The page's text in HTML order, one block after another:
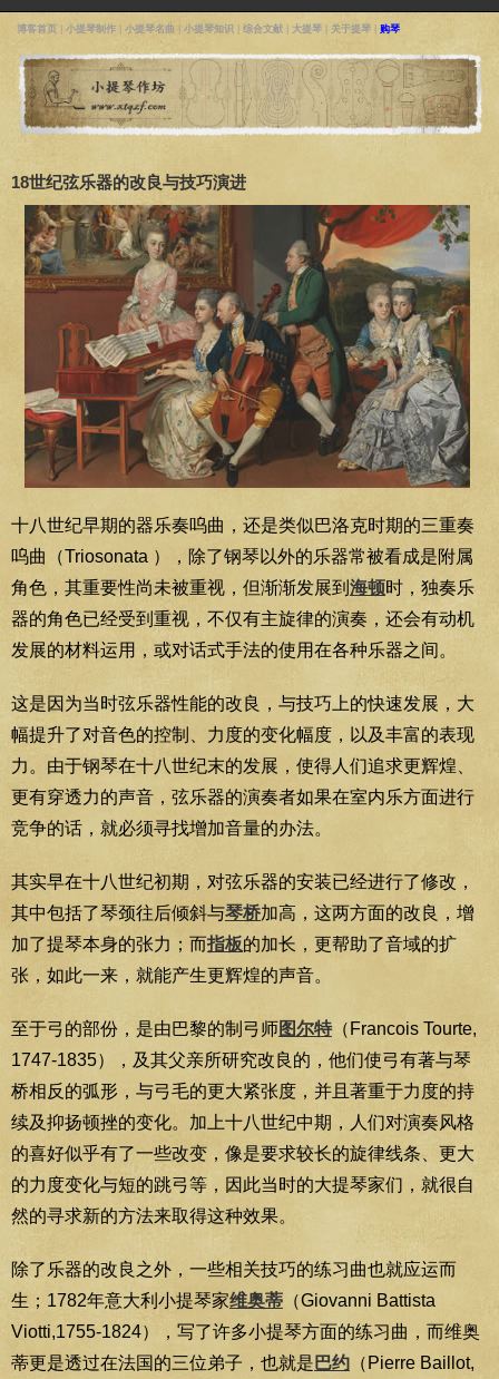
博客首页 小提琴制作 小提琴名曲 小提琴知识 综合文献 大提琴 关于提琴 购琴
18世纪弦乐器的改良与技巧演进
十八世纪早期的器乐奏呜曲，还是类似巴洛克时期的三重奏
呜曲（Triosonata ），除了钢琴以外的乐器常被看成是附属
角色，其重要性尚未被重视，但渐渐发展到 海顿时，独奏乐
器的角色已经受到重视，不仅有主旋律的演奏，还会有动机
发展的材料运用，或对话式手法的使用在各种乐器之间。
这是因为当时弦乐器性能的改良，与技巧上的快速发展，大
幅提升了对音色的控制、力度的变化幅度，以及丰富的表现
力。由于钢琴在十八世纪末的发展，使得人们追求更辉煌、
更有穿透力的声音，弦乐器的演奏者如果在室内乐方面进行
竞争的话，就必须寻找增加音量的办法。
其实早在十八世纪初期，对弦乐器的安装已经进行了修改，
其中包括了琴颈往后倾斜与琴桥加高，这两方面的改良，增
加了提琴本身的张力；而指板的加长，更帮助了音域的扩
张，如此一来，就能产生更辉煌的声音。
至于弓的部份，是由巴黎的制弓师图尔特（Francois Tourte,
1747-1835），及其父亲所研究改良的，他们使弓有著与琴
桥相反的弧形，与弓毛的更大紧张度，并且著重于力度的持
续及抑扬顿挫的变化。加上十八世纪中期，人们对演奏风格
的喜好似乎有了一些改变，像是要求较长的旋律线条、更大
的力度变化与短的跳弓等，因此当时的大提琴家们，就很自
然的寻求新的方法来取得这种效果。
除了乐器的改良之外，一些相关技巧的练习曲也就应运而
生；1782年意大利小提琴家维奥蒂 （Giovanni Battista
Viotti,1755-1824），写了许多小提琴方面的练习曲，而维奥
蒂更是透过在法国的三位弟子，也就是 巴约 （Pierre Baillot,